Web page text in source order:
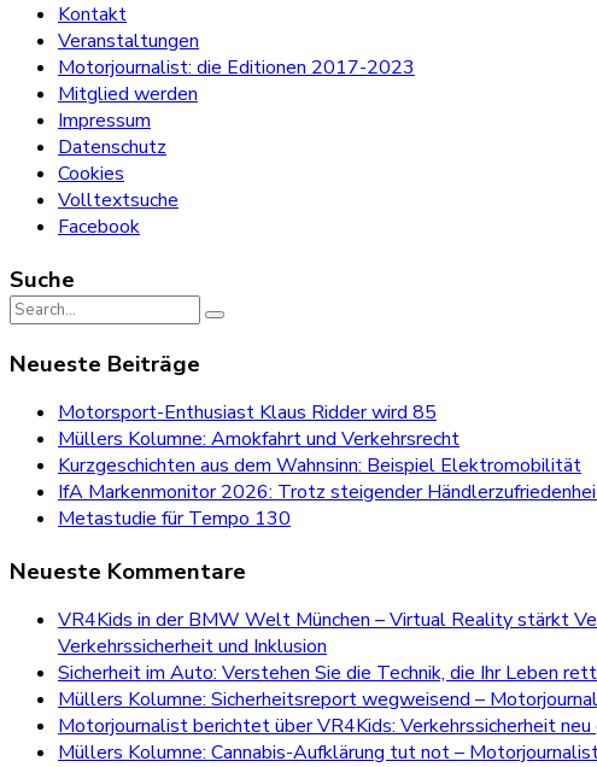
Kontakt
Veranstaltungen
Motorjournalist: die Editionen 2017-2023
Mitglied werden
Impressum
Datenschutz
Cookies
Volltextsuche
Facebook
Suche
Search
Neueste Beiträge
Motorsport-Enthusiast Klaus Ridder wird 85
Müllers Kolumne: Amokfahrt und Verkehrsrecht
Kurzgeschichten aus dem Wahnsinn: Beispiel Elektromobilität
IfA Markenmonitor 2026: Trotz steigender
Metastudie für Tempo 130
Neueste Kommentare
VR4Kids in der BMW Welt München – Virtual Reality stärkt
Verkehrssicherheit und Inklusion
Sicherheit im Auto: Verstehen Sie die Technik, die Ihr Leben
Müllers Kolumne: Sicherheitsreport wegweisend –
Motorjournalist berichtet über VR4Kids: Verkehrssicherheit
Müllers Kolumne: Cannabis-Aufklärung tut not –